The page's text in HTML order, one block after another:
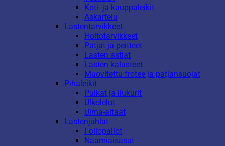
Koti- ja kauppaleikit
Askartelu
Lastentarvikkeet
Hoitotarvikkeet
Patjat ja peitteet
Lasten astiat
Lasten kalusteet
Muovitettu frotee ja patjansuojat
Pihaleikit
Pulkat ja liukurit
Ulkolelut
Uima-altaat
Lastenjuhlat
Foliopallot
Naamiaisasut